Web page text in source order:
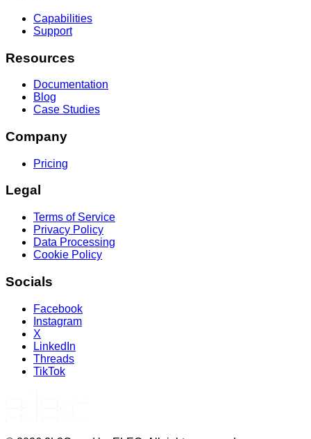
Capabilities
Support
Resources
Documentation
Blog
Case Studies
Company
Pricing
Legal
Terms of Service
Privacy Policy
Data Processing
Cookie Policy
Socials
Facebook
Instagram
X
LinkedIn
Threads
TikTok